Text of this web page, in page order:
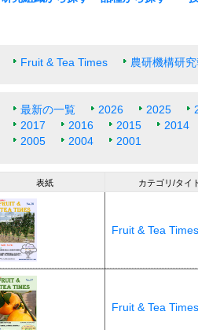
Fruit & Tea Times 農研機構研
最新の一覧 2026 2025
2017
2016 2015 2014
2005
2004 2001
表紙 カテゴリ/タイ
Fruit & Tea
Fruit & Tea